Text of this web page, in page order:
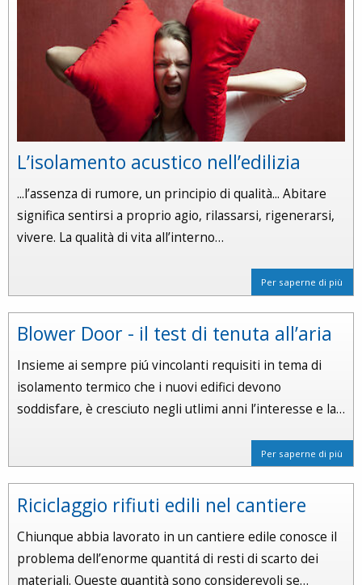
L’isolamento acustico nell’edilizia
...l’assenza di rumore, un principio di qualità... Abitare
significa sentirsi a proprio agio, rilassarsi, rigenerarsi,
vivere. La qualità di vita all’interno…
Per saperne di più
Blower Door - il test di tenuta all’aria
Insieme ai sempre piú vincolanti requisiti in tema di
isolamento termico che i nuovi edifici devono
soddisfare, è cresciuto negli utlimi anni l’interesse e la…
Per saperne di più
Riciclaggio rifiuti edili nel cantiere
Chiunque abbia lavorato in un cantiere edile conosce il
problema dell’enorme quantitá di resti di scarto dei
materiali. Queste quantità sono considerevoli se…